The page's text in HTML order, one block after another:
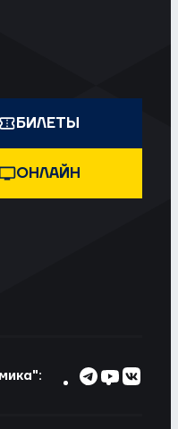
БИЛЕТЫ
ОНЛАЙН